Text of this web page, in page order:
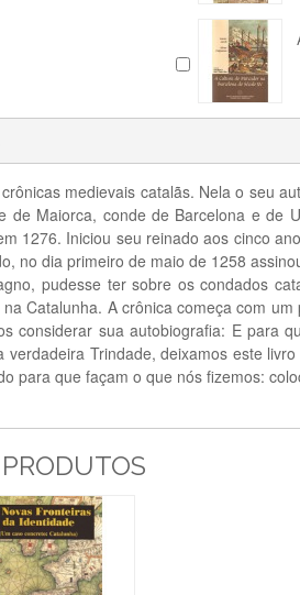
medievais catalãs. Nela o seu
Maiorca, conde de Barcelona e
1276. Iniciou seu reinado aos cinco
no dia primeiro de maio de 1258
pudesse ter sobre os condados
Catalunha. A crônica começa com
considerar sua autobiografia: E para
Trindade, deixamos este
para que façam o que nós fizemos: